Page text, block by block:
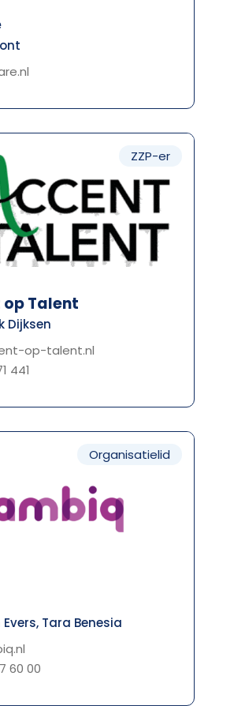
ZZP-er
Talent
Dijksen
op-talent.nl
441
Organisatielid
Tara Benesia
60 00